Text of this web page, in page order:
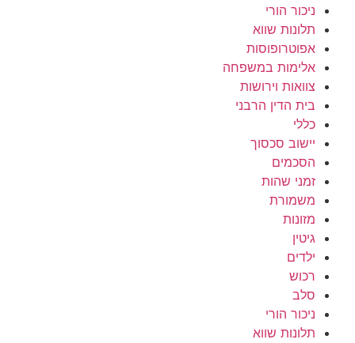
ניכור הורי
תלונות שווא
אפוטרופוסות
אלימות במשפחה
צוואות וירושות
בית הדין הרבני
כללי
יישוב סכסוך
הסכמים
זמני שהות
משמורת
מזונות
גיטין
ילדים
רכוש
סלב
ניכור הורי
תלונות שווא